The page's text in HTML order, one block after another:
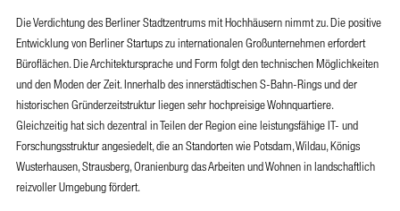
Die Verdichtung des Berliner Stadtzentrums mit Hochhäusern nimmt zu. Die positive
Entwicklung von Berliner Startups zu internationalen Großunternehmen erfordert
Büroflächen. Die Architektursprache und Form folgt den technischen Möglichkeiten
und den Moden der Zeit. Innerhalb des innerstädtischen S-Bahn-Rings und der
historischen Gründerzeitstruktur liegen sehr hochpreisige Wohnquartiere.
Gleichzeitig hat sich dezentral in Teilen der Region eine leistungsfähige IT- und
Forschungsstruktur angesiedelt, die an Standorten wie Potsdam, Wildau, Königs
Wusterhausen, Strausberg, Oranienburg das Arbeiten und Wohnen in landschaftlich
reizvoller Umgebung fördert.